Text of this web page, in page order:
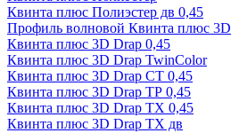
Квинта плюс Полиэстер дв 0,45
Профиль волновой Квинта плюс 3D
Квинта плюс 3D Drap 0,45
Квинта плюс 3D Drap TwinColor
Квинта плюс 3D Drap СТ 0,45
Квинта плюс 3D Drap ТР 0,45
Квинта плюс 3D Drap ТХ 0,45
Квинта плюс 3D Drap ТХ дв